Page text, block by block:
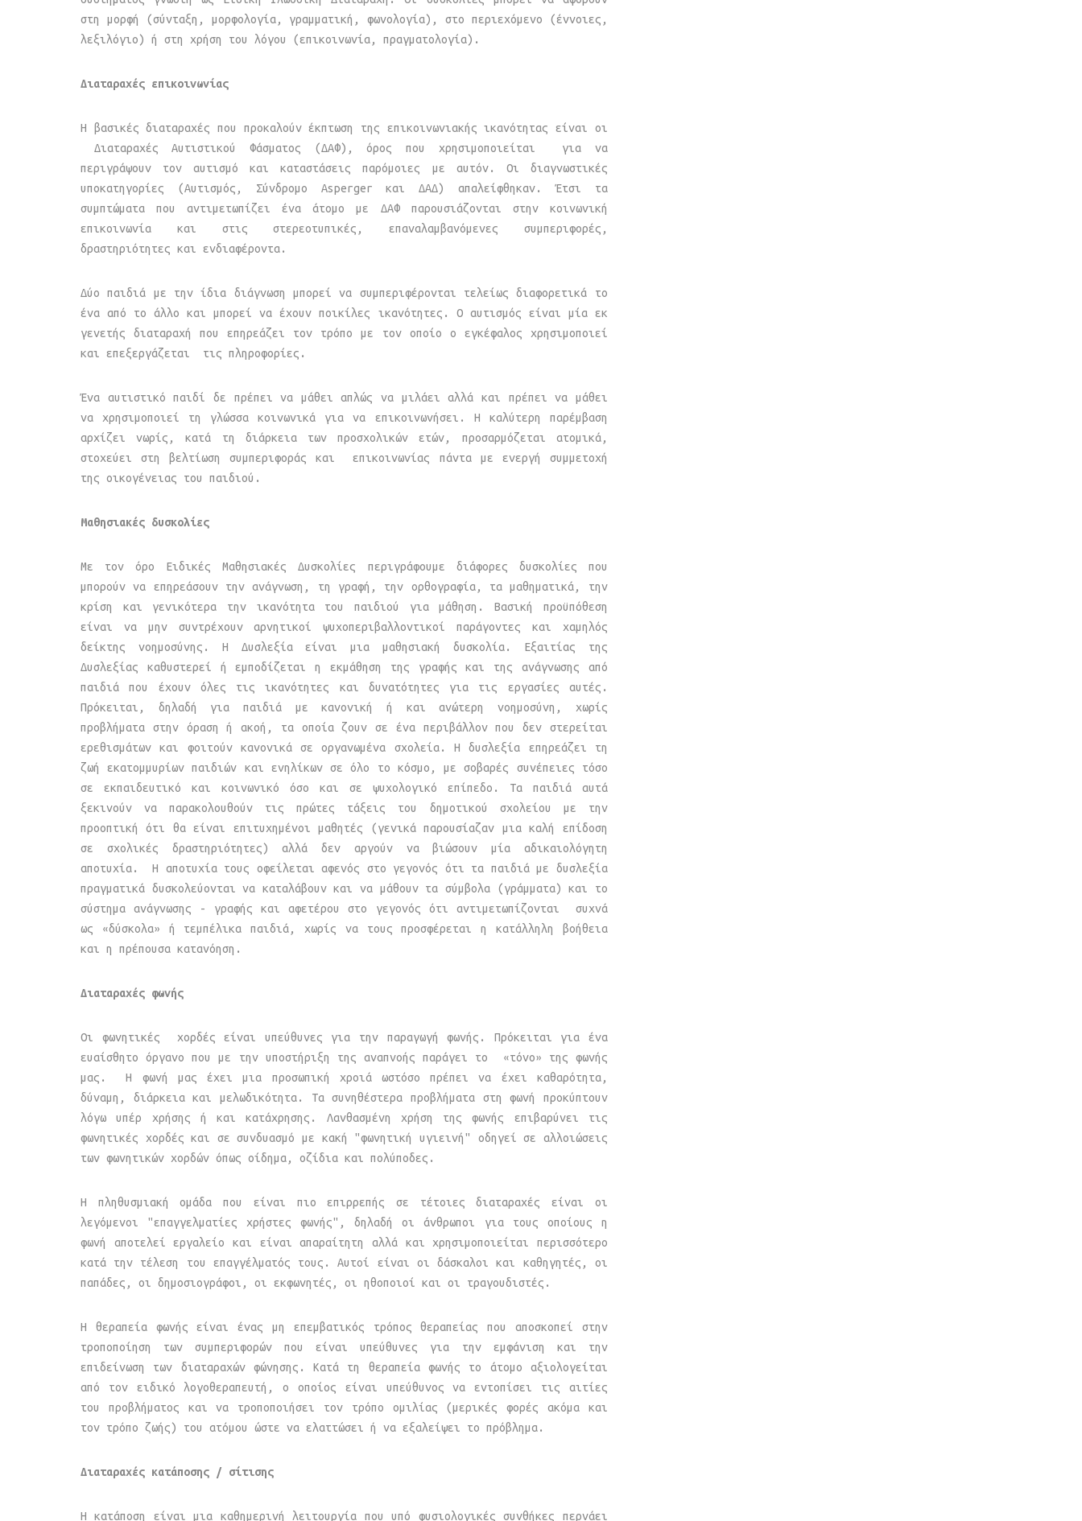
στη μορφή (σύνταξη, μορφολογία, γραμματική, φωνολογία), στο περιεχόμενο (έννοιες,
λεξιλόγιο) ή στη χρήση του λόγου (επικοινωνία, πραγματολογία).
Διαταραχές επικοινωνίας
Η βασικές διαταραχές που προκαλούν έκπτωση της επικοινωνιακής ικανότητας είναι οι
Διαταραχές Αυτιστικού Φάσματος (ΔΑΦ), όρος που χρησιμοποιείται για να
περιγράψουν τον αυτισμό και καταστάσεις παρόμοιες με αυτόν. Οι διαγνωστικές
υποκατηγορίες (Αυτισμός, Σύνδρομο Asperger και ΔΑΔ) απαλείφθηκαν. Έτσι τα
συμπτώματα που αντιμετωπίζει ένα άτομο με ΔΑΦ παρουσιάζονται στην κοινωνική
επικοινωνία και στις στερεοτυπικές, επαναλαμβανόμενες συμπεριφορές,
δραστηριότητες και ενδιαφέροντα.
Δύο παιδιά με την ίδια διάγνωση μπορεί να συμπεριφέρονται τελείως διαφορετικά το
ένα από το άλλο και μπορεί να έχουν ποικίλες ικανότητες. Ο αυτισμός είναι μία εκ
γενετής διαταραχή που επηρεάζει τον τρόπο με τον οποίο ο εγκέφαλος χρησιμοποιεί
και επεξεργάζεται τις πληροφορίες.
Ένα αυτιστικό παιδί δε πρέπει να μάθει απλώς να μιλάει αλλά και πρέπει να μάθει
να χρησιμοποιεί τη γλώσσα κοινωνικά για να επικοινωνήσει. Η καλύτερη παρέμβαση
αρχίζει νωρίς, κατά τη διάρκεια των προσχολικών ετών, προσαρμόζεται ατομικά,
στοχεύει στη βελτίωση συμπεριφοράς και επικοινωνίας πάντα με ενεργή συμμετοχή
της οικογένειας του παιδιού.
Μαθησιακές δυσκολίες
Με τον όρο Ειδικές Μαθησιακές Δυσκολίες περιγράφουμε διάφορες δυσκολίες που
μπορούν να επηρεάσουν την ανάγνωση, τη γραφή, την ορθογραφία, τα μαθηματικά, την
κρίση και γενικότερα την ικανότητα του παιδιού για μάθηση. Βασική προϋπόθεση
είναι να μην συντρέχουν αρνητικοί ψυχοπεριβαλλοντικοί παράγοντες και χαμηλός
δείκτης νοημοσύνης. Η Δυσλεξία είναι μια μαθησιακή δυσκολία. Εξαιτίας της
Δυσλεξίας καθυστερεί ή εμποδίζεται η εκμάθηση της γραφής και της ανάγνωσης από
παιδιά που έχουν όλες τις ικανότητες και δυνατότητες για τις εργασίες αυτές.
Πρόκειται, δηλαδή για παιδιά με κανονική ή και ανώτερη νοημοσύνη, χωρίς
προβλήματα στην όραση ή ακοή, τα οποία ζουν σε ένα περιβάλλον που δεν στερείται
ερεθισμάτων και φοιτούν κανονικά σε οργανωμένα σχολεία. Η δυσλεξία επηρεάζει τη
ζωή εκατομμυρίων παιδιών και ενηλίκων σε όλο το κόσμο, με σοβαρές συνέπειες τόσο
σε εκπαιδευτικό και κοινωνικό όσο και σε ψυχολογικό επίπεδο. Τα παιδιά αυτά
ξεκινούν να παρακολουθούν τις πρώτες τάξεις του δημοτικού σχολείου με την
προοπτική ότι θα είναι επιτυχημένοι μαθητές (γενικά παρουσίαζαν μια καλή επίδοση
σε σχολικές δραστηριότητες) αλλά δεν αργούν να βιώσουν μία αδικαιολόγητη
αποτυχία. Η αποτυχία τους οφείλεται αφενός στο γεγονός ότι τα παιδιά με δυσλεξία
πραγματικά δυσκολεύονται να καταλάβουν και να μάθουν τα σύμβολα (γράμματα) και το
σύστημα ανάγνωσης - γραφής και αφετέρου στο γεγονός ότι αντιμετωπίζονται συχνά
ως «δύσκολα» ή τεμπέλικα παιδιά, χωρίς να τους προσφέρεται η κατάλληλη βοήθεια
και η πρέπουσα κατανόηση.
Διαταραχές φωνής
Οι φωνητικές χορδές είναι υπεύθυνες για την παραγωγή φωνής. Πρόκειται για ένα
ευαίσθητο όργανο που με την υποστήριξη της αναπνοής παράγει το «τόνο» της φωνής
μας. Η φωνή μας έχει μια προσωπική χροιά ωστόσο πρέπει να έχει καθαρότητα,
δύναμη, διάρκεια και μελωδικότητα. Τα συνηθέστερα προβλήματα στη φωνή προκύπτουν
λόγω υπέρ χρήσης ή και κατάχρησης. Λανθασμένη χρήση της φωνής επιβαρύνει τις
φωνητικές χορδές και σε συνδυασμό με κακή "φωνητική υγιεινή" οδηγεί σε αλλοιώσεις
των φωνητικών χορδών όπως οίδημα, οζίδια και πολύποδες.
Η πληθυσμιακή ομάδα που είναι πιο επιρρεπής σε τέτοιες διαταραχές είναι οι
λεγόμενοι "επαγγελματίες χρήστες φωνής", δηλαδή οι άνθρωποι για τους οποίους η
φωνή αποτελεί εργαλείο και είναι απαραίτητη αλλά και χρησιμοποιείται περισσότερο
κατά την τέλεση του επαγγέλματός τους. Αυτοί είναι οι δάσκαλοι και καθηγητές, οι
παπάδες, οι δημοσιογράφοι, οι εκφωνητές, οι ηθοποιοί και οι τραγουδιστές.
Η θεραπεία φωνής είναι ένας μη επεμβατικός τρόπος θεραπείας που αποσκοπεί στην
τροποποίηση των συμπεριφορών που είναι υπεύθυνες για την εμφάνιση και την
επιδείνωση των διαταραχών φώνησης. Κατά τη θεραπεία φωνής το άτομο αξιολογείται
από τον ειδικό λογοθεραπευτή, ο οποίος είναι υπεύθυνος να εντοπίσει τις αιτίες
του προβλήματος και να τροποποιήσει τον τρόπο ομιλίας (μερικές φορές ακόμα και
τον τρόπο ζωής) του ατόμου ώστε να ελαττώσει ή να εξαλείψει το πρόβλημα.
Διαταραχές κατάποσης / σίτισης
Η κατάποση είναι μια καθημερινή λειτουργία που υπό φυσιολογικές συνθήκες περνάει